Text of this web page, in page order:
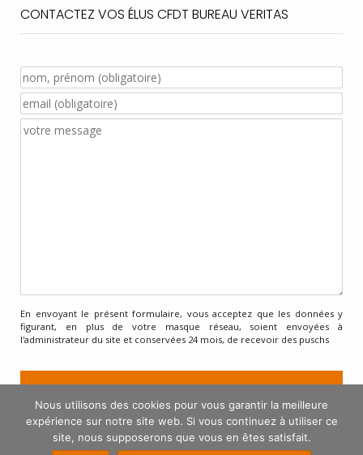
CONTACTEZ VOS ÉLUS CFDT BUREAU VERITAS
En envoyant le présent formulaire, vous acceptez que les données y
figurant, en plus de votre masque réseau, soient envoyées à
l'administrateur du site et conservées 24 mois, de recevoir des puschs
Nous utilisons des cookies pour vous garantir la meilleure
expérience sur notre site web. Si vous continuez à utiliser ce
site, nous supposerons que vous en êtes satisfait.